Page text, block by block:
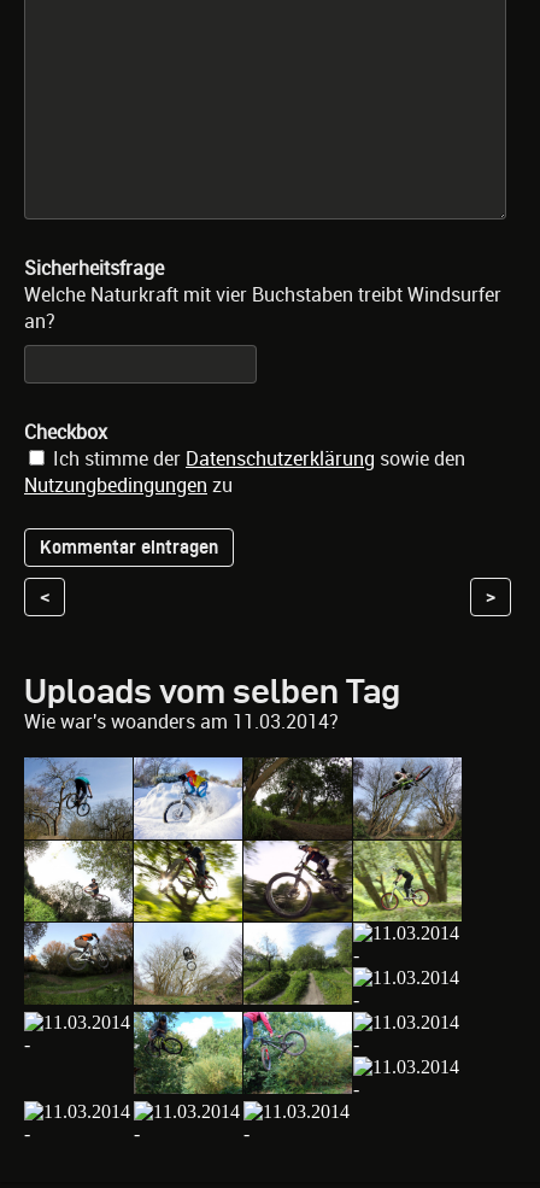
Sicherheitsfrage
Welche Naturkraft mit vier Buchstaben treibt Windsurfer
an?
Checkbox
Ich stimme der Datenschutzerklärung sowie den
Nutzungbedingungen zu
< >
Uploads vom selben Tag
Wie war's woanders am 11.03.2014?